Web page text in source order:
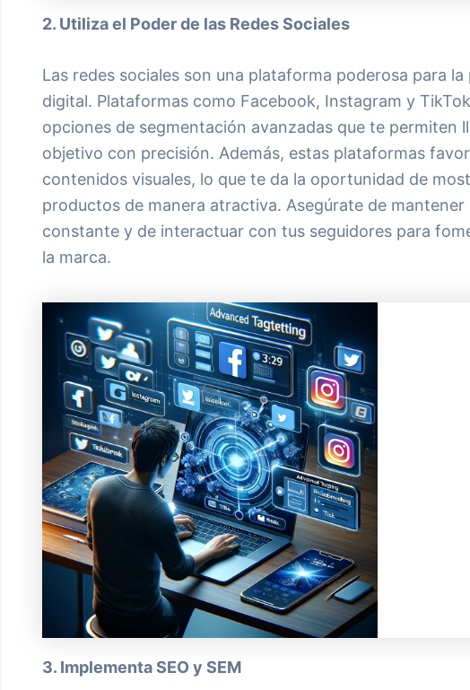
2. Utiliza el Poder de las Redes Sociales
Las redes sociales son una plataforma poderosa para la
digital. Plataformas como Facebook, Instagram y
opciones de segmentación avanzadas que te permiten
objetivo con precisión. Además, estas plataformas
contenidos visuales, lo que te da la oportunidad de
productos de manera atractiva. Asegúrate de mantener
constante y de interactuar con tus seguidores para
la marca.
3. Implementa SEO y SEM